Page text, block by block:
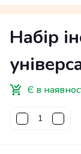
Набір
Є в